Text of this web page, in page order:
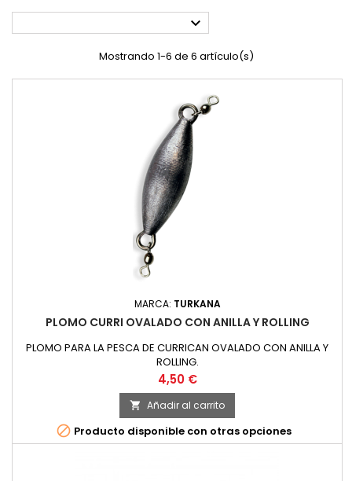

Mostrando 1-6 de 6 artículo(s)
MARCA: TURKANA
PLOMO CURRI OVALADO CON ANILLA Y ROLLING
PLOMO PARA LA PESCA DE CURRICAN OVALADO CON ANILLA Y
ROLLING.
Precio
4,50 €
 Añadir al carrito
 Producto disponible con otras opciones